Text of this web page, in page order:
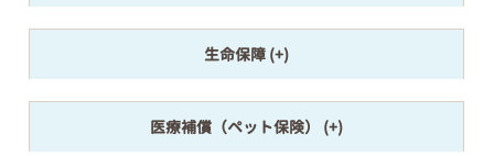
生命保障
医療補償（ペット保険）